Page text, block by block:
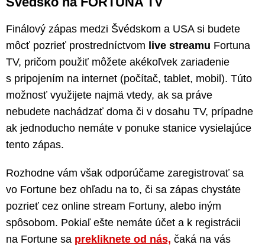
Finálový zápas medzi Švédskom a USA si budete
môcť pozrieť prostredníctvom live streamu Fortuna
TV, pričom použiť môžete akékoľvek zariadenie
s pripojením na internet (počítač, tablet, mobil). Túto
možnosť využijete najmä vtedy, ak sa práve
nebudete nachádzať doma či v dosahu TV, prípadne
ak jednoducho nemáte v ponuke stanice vysielajúce
tento zápas.
Rozhodne vám však odporúčame zaregistrovať sa
vo Fortune bez ohľadu na to, či sa zápas chystáte
pozrieť cez online stream Fortuny, alebo iným
spôsobom. Pokiaľ ešte nemáte účet a k registrácii
na Fortune sa prekliknete od nás, čaká na vás